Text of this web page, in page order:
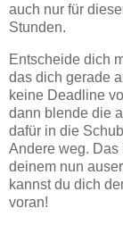
auch nur für
Stunden.
Entscheide dich
das dich gerade
keine Deadline
dann blende die
dafür in die
Andere weg. Das
deinem nun
kannst du dich
voran!